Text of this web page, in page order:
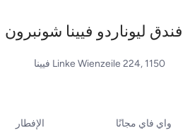
فندق ليوناردو فيينا شونبرون
Linke Wienzeile 224, 1150 فيينا
واي فاي مجانًا الإفطار